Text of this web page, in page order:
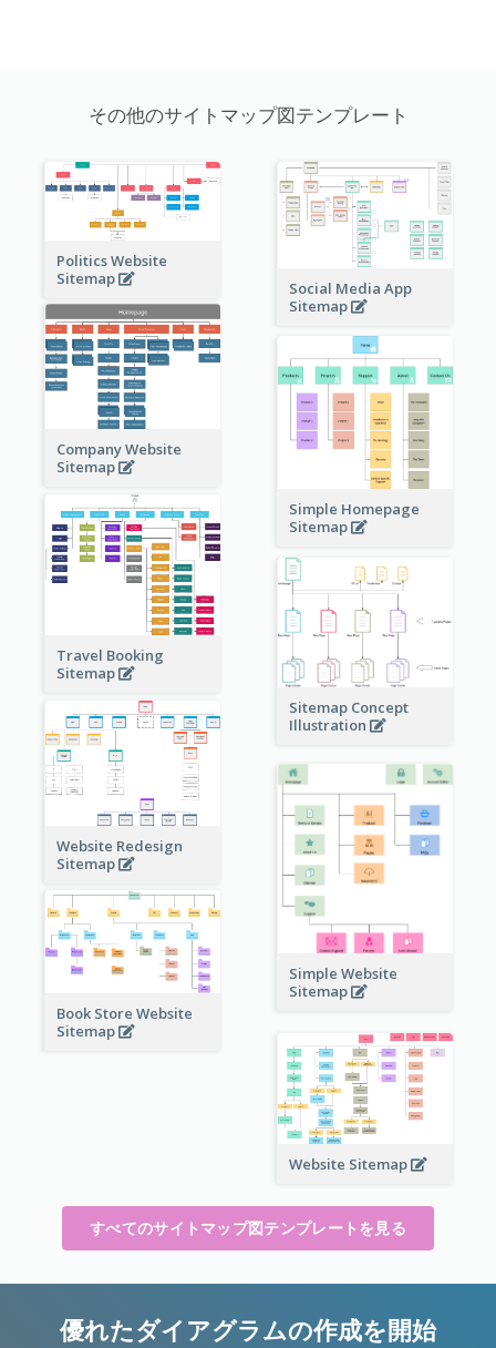
その他のサイトマップ図テンプレート
Politics Website
Sitemap
Social Media App
Sitemap
Company Website
Sitemap
Simple Homepage
Sitemap
Travel Booking
Sitemap
Sitemap Concept
Illustration
Website Redesign
Sitemap
Simple Website
Sitemap
Book Store Website
Sitemap
Website Sitemap
すべてのサイトマップ図テンプレートを見る
優れたダイアグラムの作成を開始